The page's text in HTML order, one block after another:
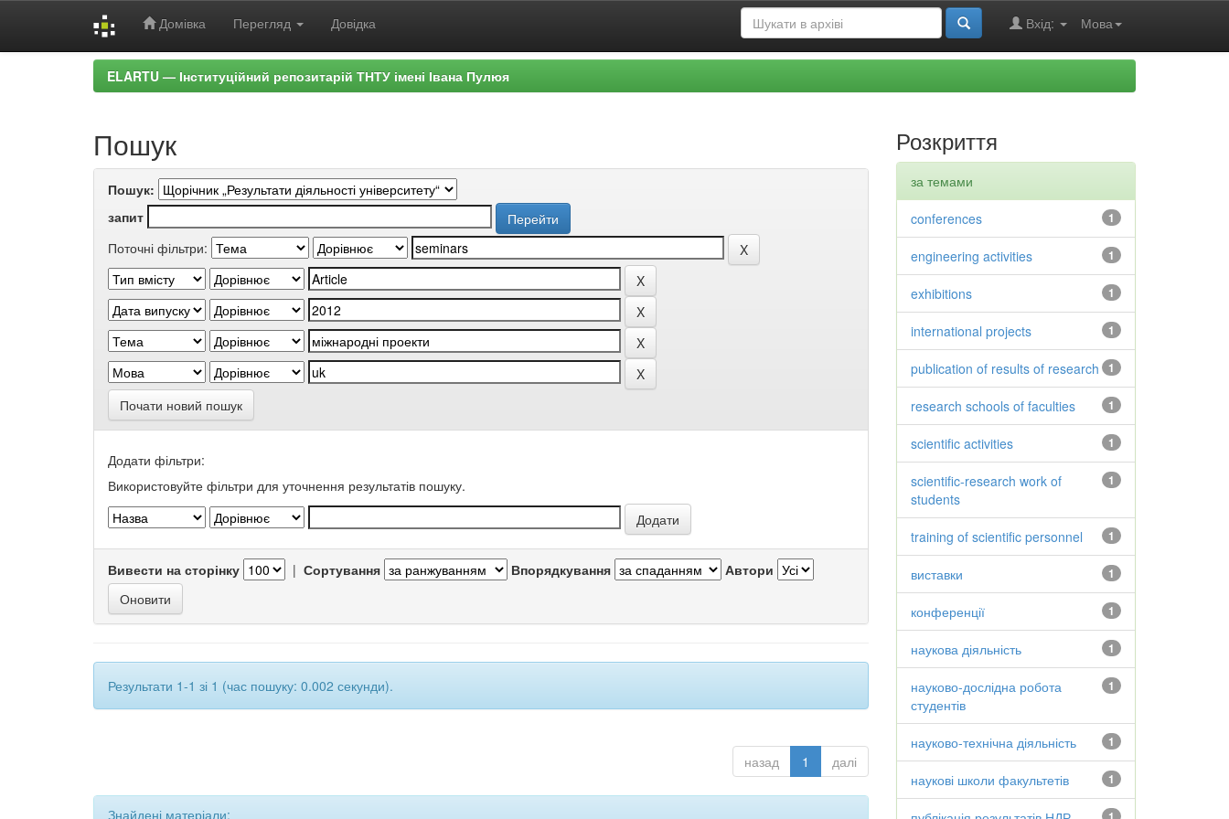
Домівка Перегляд Довідка Мова
Вхід:
ELARTU — Інституційний репозитарій ТНТУ імені Івана Пулюя
Пошук
Пошук:
запит
Поточні фільтри:
Почати новий пошук
Додати фільтри:
Використовуйте фільтри для уточнення результатів пошуку.
Вивести на сторінку | Сортування Впорядкування Автори
Результати 1-1 зі 1 (час пошуку: 0.002 секунди).
назад 1 далі
Знайдені матеріали:
Розкриття
за темами
1
conferences
1
engineering activities
1
exhibitions
1
international projects
1
publication of results of research
1
research schools of faculties
1
scientific activities
1
scientific-research work of
students
1
training of scientific personnel
1
виставки
1
конференції
1
наукова діяльність
1
науково-дослідна робота
студентів
1
науково-технічна діяльність
1
наукові школи факультетів